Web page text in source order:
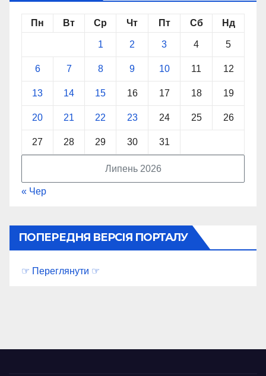
Липень 2026
Пн Вт Ср Чт Пт Сб Нд
1 2 3 4 5
6 7 8 9 10 11 12
13 14 15 16 17 18 19
20 21 22 23 24 25 26
27 28 29 30 31
« Чер
ПОПЕРЕДНЯ ВЕРСІЯ ПОРТАЛУ
☞ Переглянути ☞